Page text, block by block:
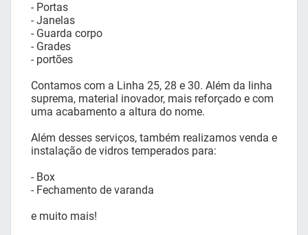
- Portas
- Janelas
- Guarda corpo
- Grades
- portões
Contamos com a Linha 25, 28 e 30. Além da linha
suprema, material inovador, mais reforçado e com
uma acabamento a altura do nome.
Além desses serviços, também realizamos venda e
instalação de vidros temperados para:
- Box
- Fechamento de varanda
e muito mais!